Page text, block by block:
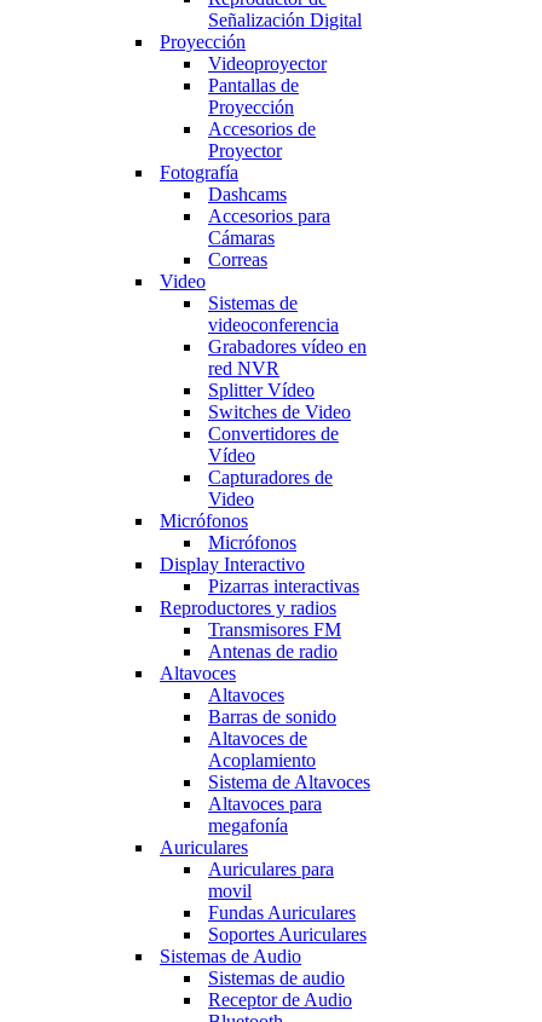
Señalización Digital
Proyección
Videoproyector
Pantallas de
Proyección
Accesorios de
Proyector
Fotografía
Dashcams
Accesorios para
Cámaras
Correas
Video
Sistemas de
videoconferencia
Grabadores vídeo en
red NVR
Splitter Vídeo
Switches de Video
Convertidores de
Vídeo
Capturadores de
Video
Micrófonos
Micrófonos
Display Interactivo
Pizarras interactivas
Reproductores y radios
Transmisores FM
Antenas de radio
Altavoces
Altavoces
Barras de sonido
Altavoces de
Acoplamiento
Sistema de Altavoces
Altavoces para
megafonía
Auriculares
Auriculares para
movil
Fundas Auriculares
Soportes Auriculares
Sistemas de Audio
Sistemas de audio
Receptor de Audio